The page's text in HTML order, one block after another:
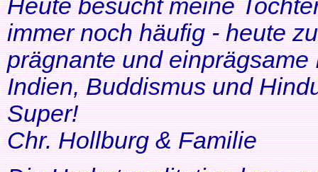
Heute besucht meine
immer noch häufig - heute
prägnante und
Indien, Buddismus und
Super!
Chr. Hollburg & Familie